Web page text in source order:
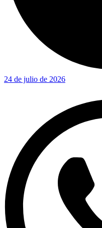
24 de julio de 2026